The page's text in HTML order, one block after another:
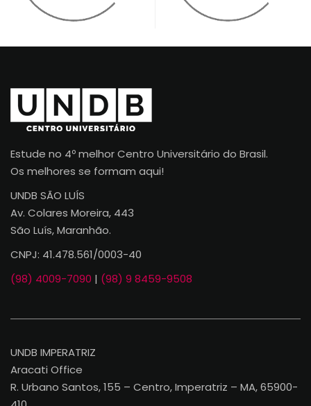
Estude no 4º melhor Centro Universitário do Brasil.
Os melhores se formam aqui!
UNDB SÃO LUÍS
Av. Colares Moreira, 443
São Luís, Maranhão.
CNPJ: 41.478.561/0003-40
(98) 4009-7090 | (98) 9 8459-9508
UNDB IMPERATRIZ
Aracati Office
R. Urbano Santos, 155 – Centro, Imperatriz – MA, 65900-